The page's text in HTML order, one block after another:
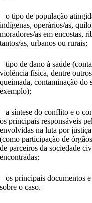
– o tipo de população
indígenas, operários/as,
moradores/as em encostas,
tantos/as, urbanos ou rurais;
– tipo de dano à saúde
violência física, dentre
queimada, contaminação do
exemplo);
– a síntese do conflito e o
os principais responsáveis
envolvidas na luta por
(como participação de
de parceiros da sociedade
encontradas;
– os principais documentos
sobre o caso.